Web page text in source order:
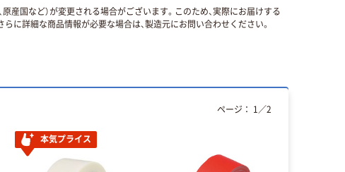
産国など）が変更される場合がございます。このため、実際にお届けする
に詳細な商品情報が必要な場合は、製造元にお問い合わせください。
本気プライス
ページ： 1 ／2